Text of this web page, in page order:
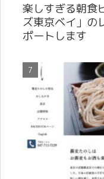
楽しすぎる朝食
ズ東京ベイ」の
ポートします